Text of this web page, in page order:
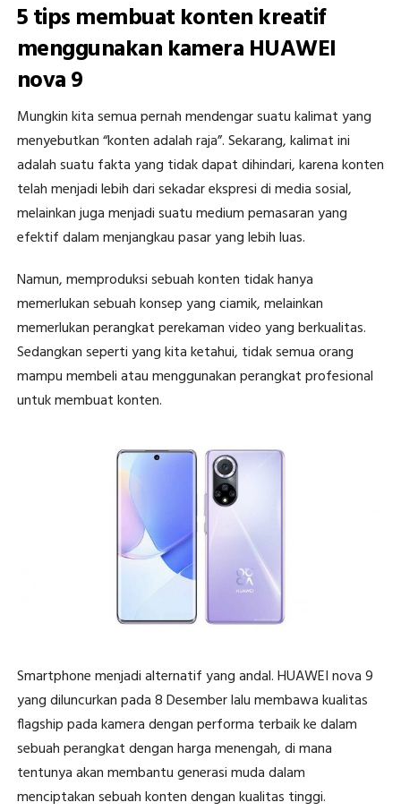
5 tips membuat konten kreatif
menggunakan kamera HUAWEI
nova 9
Mungkin kita semua pernah mendengar suatu kalimat yang
menyebutkan “konten adalah raja”. Sekarang, kalimat ini
adalah suatu fakta yang tidak dapat dihindari, karena konten
telah menjadi lebih dari sekadar ekspresi di media sosial,
melainkan juga menjadi suatu medium pemasaran yang
efektif dalam menjangkau pasar yang lebih luas.
Namun, memproduksi sebuah konten tidak hanya
memerlukan sebuah konsep yang ciamik, melainkan
memerlukan perangkat perekaman video yang berkualitas.
Sedangkan seperti yang kita ketahui, tidak semua orang
mampu membeli atau menggunakan perangkat profesional
untuk membuat konten.
Smartphone menjadi alternatif yang andal. HUAWEI nova 9
yang diluncurkan pada 8 Desember lalu membawa kualitas
flagship pada kamera dengan performa terbaik ke dalam
sebuah perangkat dengan harga menengah, di mana
tentunya akan membantu generasi muda dalam
menciptakan sebuah konten dengan kualitas tinggi.